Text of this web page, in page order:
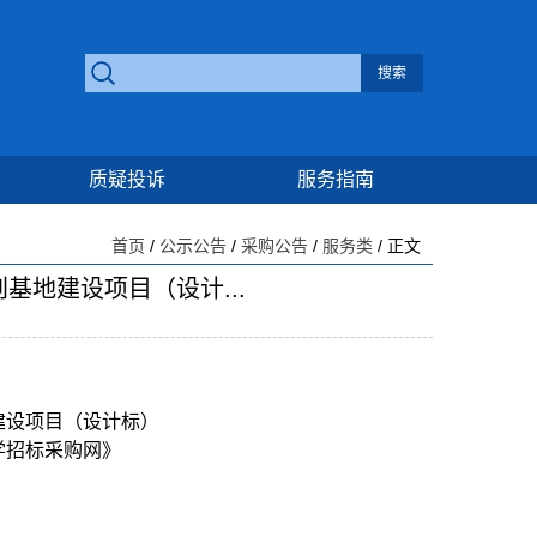
质疑投诉 服务指南
首页 / 公示公告 / 采购公告 / 服务类 / 正文
地建设项目（设计...
项目（设计标）
标采购网》